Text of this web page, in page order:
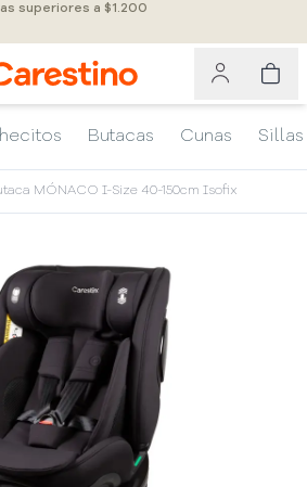
superiores a $1.200
Butacas Cunas Sillas
MÓNACO I-Size 40-150cm Isofix